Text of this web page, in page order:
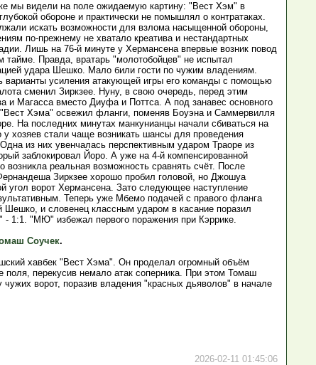
мы видели на поле ожидаемую картину: "Вест Хэм" в
обороне и практически не помышлял о контратаках.
искать возможности для взлома насыщенной обороны,
по-прежнему не хватало креатива и нестандартных
Лишь на 76-й минуте у Хермансена впервые возник повод
тайме. Правда, вратарь "молотобойцев" не испытал
удара Шешко. Мало били гости по чужим владениям.
варианты усиления атакующей игры его команды с помощью
сменил Зиркзее. Нуну, в свою очередь, перед этим
и Магасса вместо Диуфа и Поттса. А под занавес основного
Хэма" освежил фланги, поменяв Боуэна и Саммервилля
На последних минутах манкунианцы начали сбиваться на
хозяев стали чаще возникать шансы для проведения
из них увенчалась перспективным ударом Траоре из
заблокировал Йоро. А уже на 4-й компенсированной
реальная возможность сравнять счёт. После
Зиркзее хорошо пробил головой, но Джошуа
угол ворот Хермансена. Зато следующее наступление
Теперь уже Мбемо подачей с правого фланга
и словенец классным ударом в касание поразил
- 1:1. "МЮ" избежал первого поражения при Кэррике.
Соучек.
хавбек "Вест Хэма". Он проделал огромный объём
поля, перекусив немало атак соперника. При этом Томаш
чужих ворот, поразив владения "красных дьяволов" в начале
2026-02-11 01:45:06